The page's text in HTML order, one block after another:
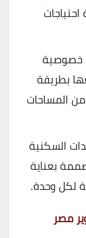
خصوصية
بطريقة
المساحات
السكنية
بعناية
لكل وحدة.
مصر